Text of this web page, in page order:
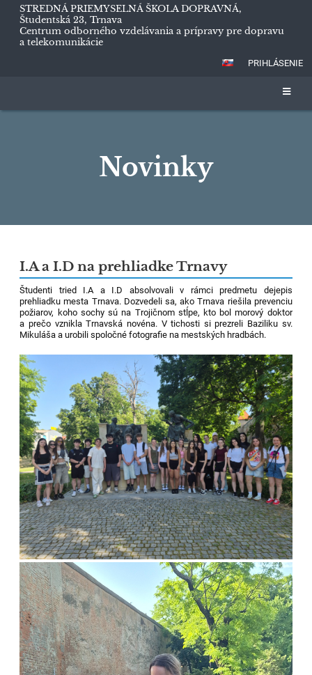
STREDNÁ PRIEMYSELNÁ ŠKOLA DOPRAVNÁ,
Študentská 23, Trnava
Centrum odborného vzdelávania a prípravy pre dopravu
a telekomunikácie
PRIHLÁSENIE
Novinky
I.A a I.D na prehliadke Trnavy
Študenti tried I.A a I.D absolvovali v rámci predmetu dejepis
prehliadku mesta Trnava. Dozvedeli sa, ako Trnava riešila prevenciu
požiarov, koho sochy sú na Trojičnom stĺpe, kto bol morový doktor
a prečo vznikla Trnavská novéna. V tichosti si prezreli Baziliku sv.
Mikuláša a urobili spoločné fotografie na mestských hradbách.